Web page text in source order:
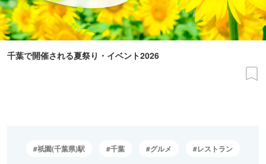
千葉で開催される夏祭り・イベント2026
祇園(千葉県)駅 千葉 グルメ レストラン